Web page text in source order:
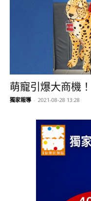
萌寵引爆大商機
獨家報導 - 2021-08-28 13:28